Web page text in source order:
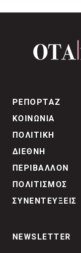
ΡΕΠΟΡΤΑΖ
ΚΟΙΝΩΝΙΑ
ΠΟΛΙΤΙΚΗ
ΔΙΕΘΝΗ
ΠΕΡΙΒΑΛΛΟΝ
ΠΟΛΙΤΙΣΜΟΣ
ΣΥΝΕΝΤΕΥΞΕΙΣ
NEWSLETTER